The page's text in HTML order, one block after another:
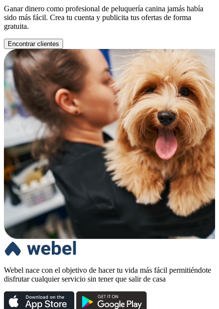
Ganar dinero como profesional de peluquería canina jamás había
sido más fácil. Crea tu cuenta y publicita tus ofertas de forma
gratuita.
Encontrar clientes
Webel nace con el objetivo de hacer tu vida más fácil permitiéndote
disfrutar cualquier servicio sin tener que salir de casa